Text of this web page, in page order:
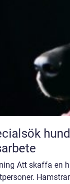
hund så fungerar professionellt
Att skaffa en